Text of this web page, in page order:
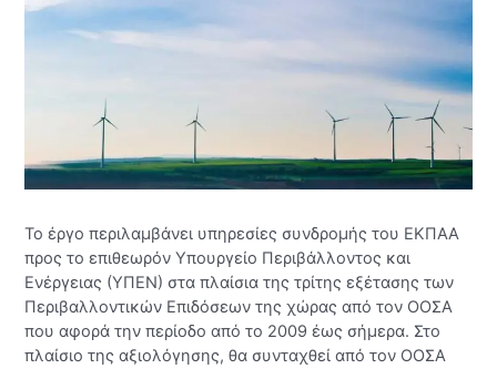
Το έργο περιλαμβάνει υπηρεσίες συνδρομής του ΕΚΠΑΑ
προς το επιθεωρόν Υπουργείο Περιβάλλοντος και
Ενέργειας (ΥΠΕΝ) στα πλαίσια της τρίτης εξέτασης των
Περιβαλλοντικών Επιδόσεων της χώρας από τον ΟΟΣΑ
που αφορά την περίοδο από το 2009 έως σήμερα. Στο
πλαίσιο της αξιολόγησης, θα συνταχθεί από τον ΟΟΣΑ